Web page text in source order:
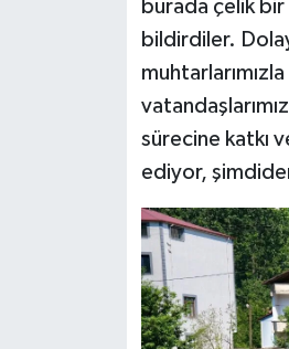
burada çelik bir
bildirdiler.
sürecine katkı
ediyor,